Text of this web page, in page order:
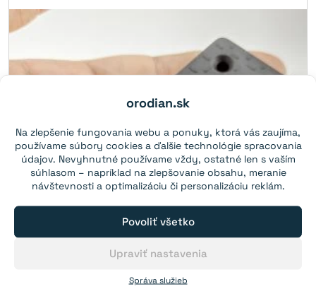
orodian.sk
Na zlepšenie fungovania webu a ponuky, ktorá vás zaujíma,
používame súbory cookies a ďalšie technológie spracovania
údajov. Nevyhnutné používame vždy, ostatné len s vaším
súhlasom – napríklad na zlepšovanie obsahu, meranie
návštevnosti a optimalizáciu či personalizáciu reklám.
Správa služieb
Povoliť všetko
Upraviť nastavenia